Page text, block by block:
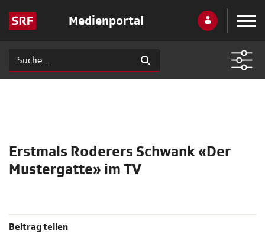
Medienportal
Erstmals Roderers Schwank «Der
Mustergatte» im TV
Beitrag teilen